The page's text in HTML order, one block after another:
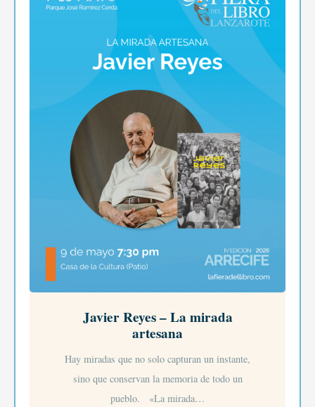
Javier Reyes – La mirada
artesana
Hay miradas que no solo capturan un instante,
sino que conservan la memoria de todo un
pueblo. «La mirada…